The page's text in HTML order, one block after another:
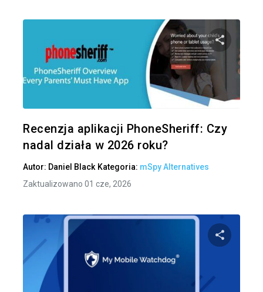
Recenzja aplikacji PhoneSheriff: Czy
nadal działa w 2026 roku?
Autor: Daniel Black Kategoria: mSpy Alternatives
Zaktualizowano 01 cze, 2026